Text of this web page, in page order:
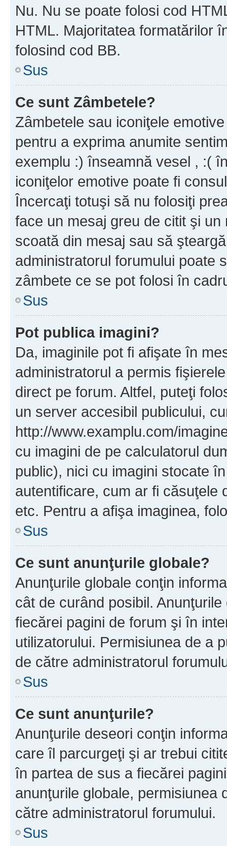
Nu. Nu se poate folosi cod
HTML. Majoritatea formatărilor
folosind cod BB.
Sus
Ce sunt Zâmbetele?
Zâmbetele sau iconiţele
pentru a exprima anumite
exemplu :) înseamnă vesel , :(
iconiţelor emotive poate fi
Încercaţi totuşi să nu folosiţi
face un mesaj greu de citit şi
scoată din mesaj sau să
administratorul forumului poate
zâmbete ce se pot folosi în
Sus
Pot publica imagini?
Da, imaginile pot fi afişate în
administratorul a permis
direct pe forum. Altfel, puteţi
un server accesibil publicului,
http://www.examplu.com/
cu imagini de pe calculatorul
public), nici cu imagini stocate
autentificare, cum ar fi căsuţele
etc. Pentru a afişa imaginea,
Sus
Ce sunt anunţurile globale?
Anunţurile globale conţin
cât de curând posibil.
fiecărei pagini de forum şi în
utilizatorului. Permisiunea de a
de către administratorul
Sus
Ce sunt anunţurile?
Anunţurile deseori conţin
care îl parcurgeţi şi ar trebui
în partea de sus a fiecărei
anunţurile globale, permisiunea
către administratorul forumului.
Sus